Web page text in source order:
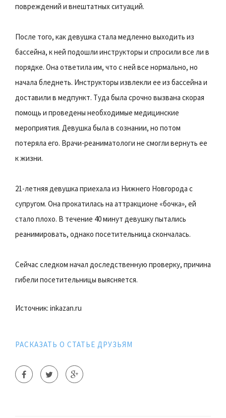
повреждений и внештатных ситуаций.
После того, как девушка стала медленно выходить из
бассейна, к ней подошли инструкторы и спросили все ли в
порядке. Она ответила им, что с ней все нормально, но
начала бледнеть. Инструкторы извлекли ее из бассейна и
доставили в медпункт. Туда была срочно вызвана скорая
помощь и проведены необходимые медицинские
мероприятия. Девушка была в сознании, но потом
потеряла его. Врачи-реаниматологи не смогли вернуть ее
к жизни.
21-летняя девушка приехала из Нижнего Новгорода с
супругом. Она прокатилась на аттракционе «бочка», ей
стало плохо. В течение 40 минут девушку пытались
реанимировать, однако посетительница скончалась.
Сейчас следком начал доследственную проверку, причина
гибели посетительницы выясняется.
Источник: inkazan.ru
РАСКАЗАТЬ О СТАТЬЕ ДРУЗЬЯМ